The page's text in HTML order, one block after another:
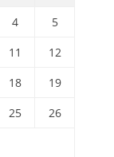
4
5
11
12
18
19
25
26